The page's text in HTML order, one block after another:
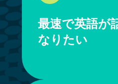
最速で英語が
なりたい